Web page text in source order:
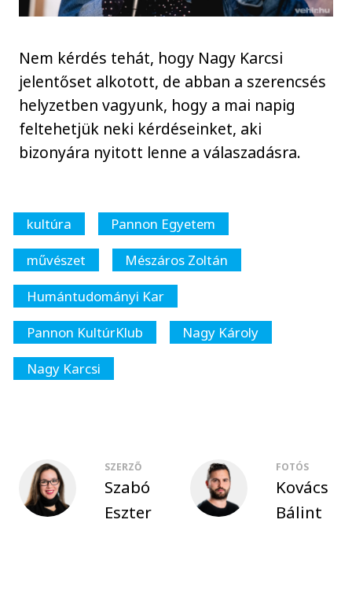
Nem kérdés tehát, hogy Nagy Karcsi
jelentőset alkotott, de abban a szerencsés
helyzetben vagyunk, hogy a mai napig
feltehetjük neki kérdéseinket, aki
bizonyára nyitott lenne a válaszadásra.
kultúra
Pannon Egyetem
művészet
Mészáros Zoltán
Humántudományi Kar
Pannon KultúrKlub
Nagy Károly
Nagy Karcsi
SZERZŐ
Szabó
Eszter
FOTÓS
Kovács
Bálint